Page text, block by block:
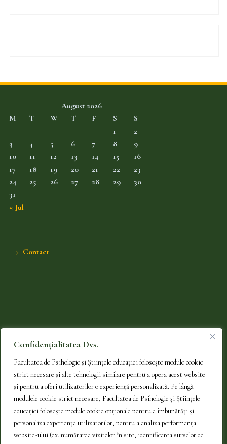
Confidențialitatea Dvs.
Facultatea de Psihologie și Științele educației folosește module cookie
strict necesare și alte tehnologii similare pentru a opera acest website
și pentru a oferi utilizatorilor o experiență personalizată. Pe lângă
modulele cookie strict necesare, Facultatea de Psihologie și Științele
educației folosește module cookie opționale pentru a îmbunătăți și
personaliza experiența utilizatorilor, pentru a analiza performanța
website-ului (ex. numărarea vizitelor în site, identificarea surselor de
August 2026
M
T W T F S
S
1
2
3
4 5 6 7 8
9
10
11 12 13 14 15
16
17
18 19 20 21 22
23
24
25 26 27 28 29
30
31
« Jul
Contact